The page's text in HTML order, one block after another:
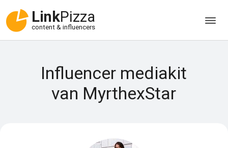
LinkPizza
content & influencers
Influencer mediakit
van MyrthexStar